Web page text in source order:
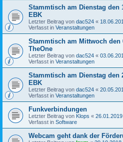
Stammtisch am Dienstag den
EBK
Letzter Beitrag von dac524 «
Verfasst in Veranstaltungen
Stammtisch am Mittwoch den
TheOne
Letzter Beitrag von dac524 «
Verfasst in Veranstaltungen
Stammtisch am Dienstag den
EBK
Letzter Beitrag von dac524 «
Verfasst in Veranstaltungen
Funkverbindungen
Letzter Beitrag von Klops «
Verfasst in Software
Webcam geht dank der